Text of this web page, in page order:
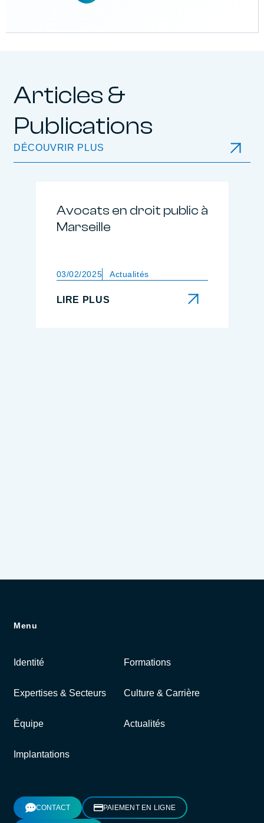
Articles &
Publications
DÉCOUVRIR PLUS
Avocats en droit public à
Marseille
03/02/2025 Actualités
LIRE PLUS
Menu
Identité Formations
Expertises & Secteurs Culture & Carrière
Équipe Actualités
Implantations
CONTACT PAIEMENT EN LIGNE